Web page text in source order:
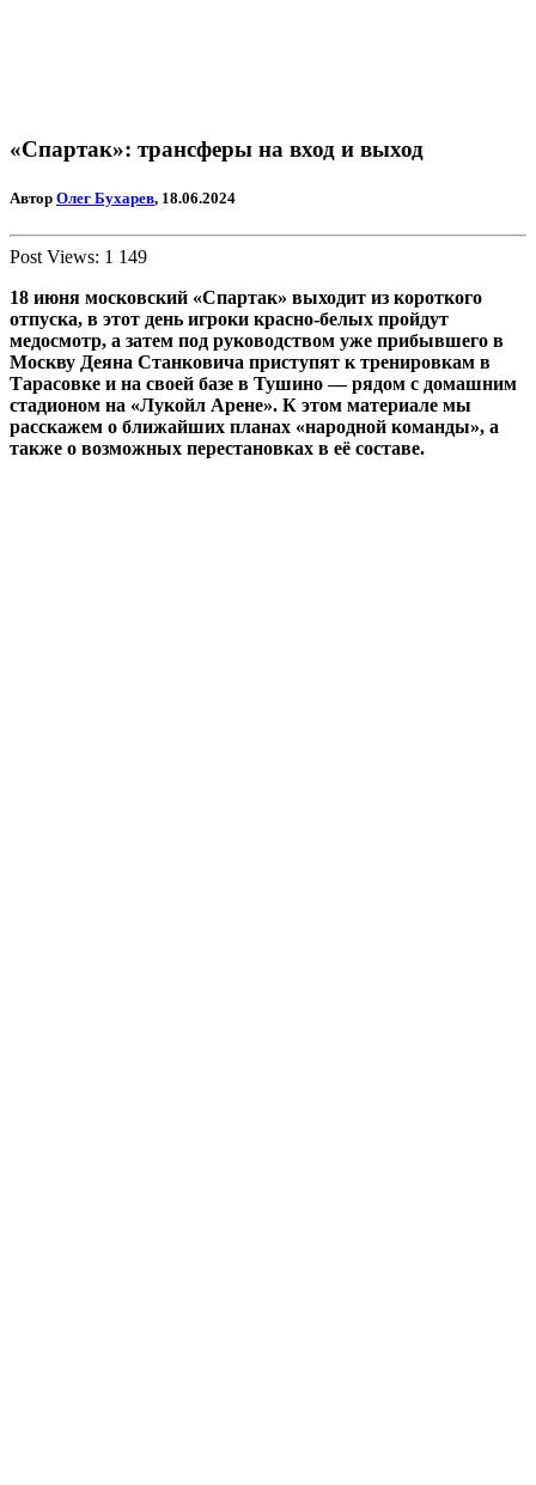
«Спартак»: трансферы на вход и выход
Автор Олег Бухарев, 18.06.2024
Post Views: 1 149
18 июня московский «Спартак» выходит из короткого
отпуска, в этот день игроки красно-белых пройдут
медосмотр, а затем под руководством уже прибывшего в
Москву Деяна Станковича приступят к тренировкам в
Тарасовке и на своей базе в Тушино — рядом с домашним
стадионом на «Лукойл Арене». К этом материале мы
расскажем о ближайших планах «народной команды», а
также о возможных перестановках в её составе.